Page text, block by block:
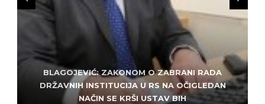
BLAGOJEVIĆ: ZAKONOM O ZABRANI RADA
DRŽAVNIH INSTITUCIJA U RS NA OČIGLEDAN
NAČIN SE KRŠI USTAV BIH
ZLATKO MILETIĆ: DODIK NEMA KUD OD
KRIMINALA, LJUDE IZ REPUBLIEK SRPSKE VUČE U
HAOS
SARAJEVO: ALEM MUDŽELET – ČOVJEK OD
POVJERENJA